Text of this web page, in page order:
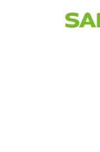
Skip to main content